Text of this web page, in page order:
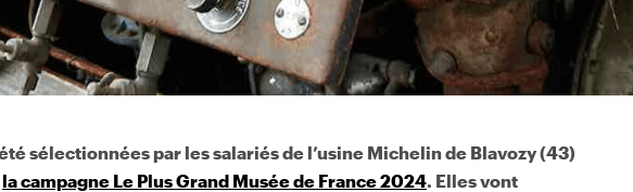
sélectionnées par les salariés de l’usine Michelin de Blavozy (43)
la campagne Le Plus Grand Musée de France 2024. Elles vont